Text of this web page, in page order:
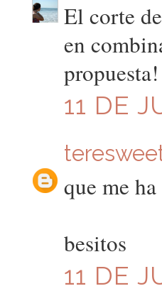
El corte
en
propuesta!
11 DE
que me
besitos
11 DE